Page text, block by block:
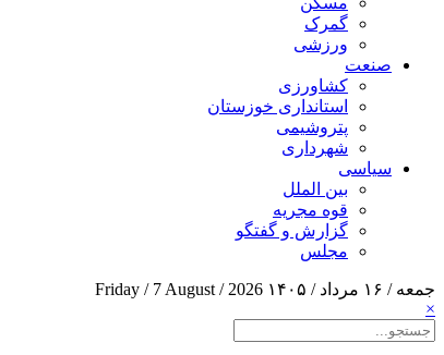
گمرک
ورزشی
صنعت
کشاورزی
استانداری خوزستان
پتروشیمی
شهرداری
سیاسی
بین الملل
قوه مجریه
گزارش و گفتگو
مجلس
جمعه / ۱۶ مرداد / ۱۴۰۵
Friday / 7 August / 2026
×